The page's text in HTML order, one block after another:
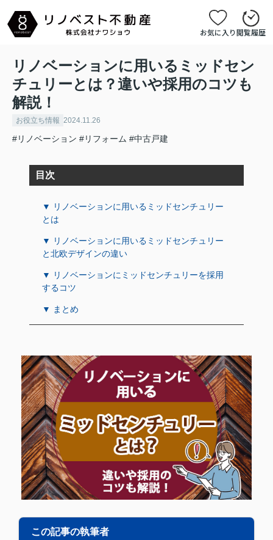
お気に入り閲覧履歴
リノベーションに用いるミッドセン
チュリーとは？違いや採用のコツも
解説！
お役立ち情報 2024.11.26
#リノベーション #リフォーム #中古戸建
目次
▼ リノベーションに用いるミッドセンチュリー
とは
▼ リノベーションに用いるミッドセンチュリー
と北欧デザインの違い
▼ リノベーションにミッドセンチュリーを採用
するコツ
▼ まとめ
この記事の執筆者